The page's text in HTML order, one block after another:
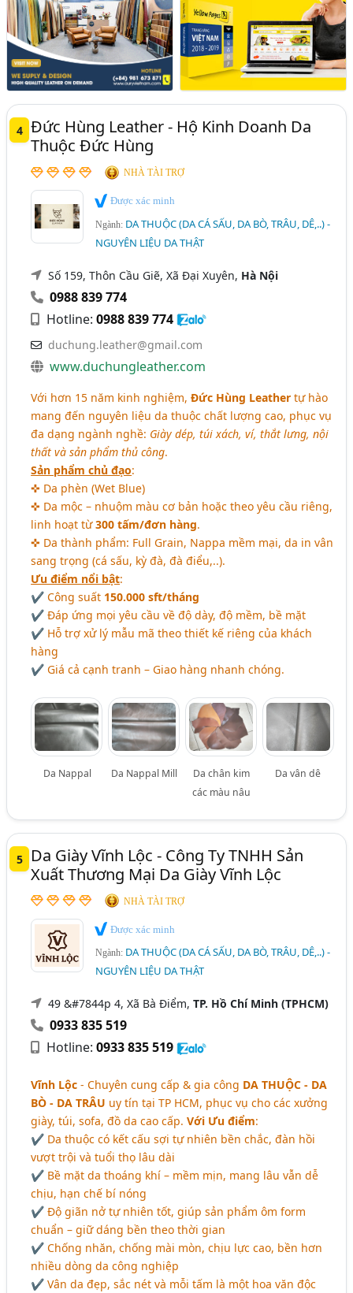
4 Đức Hùng Leather - Hộ Kinh Doanh Da
Thuộc Đức Hùng
NHÀ TÀI TRỢ
Được xác minh
Ngành: DA THUỘC (DA CÁ SẤU, DA BÒ, TRÂU, DÊ,..) -
NGUYÊN LIỆU DA THẬT
Số 159, Thôn Cầu Giẽ, Xã Đại Xuyên, Hà Nội
0988 839 774
Hotline:0988 839 774
duchung.leather@gmail.com
www.duchungleather.com
Với hơn 15 năm kinh nghiệm,Đức Hùng Leather tự hào
mang đến nguyên liệu da thuộc chất lượng cao, phục vụ
đa dạng ngành nghề: Giày dép, túi xách, ví, thắt lưng, nội
thất và sản phẩm thủ công.
Sản phẩm chủ đạo:
✜ Da phèn (Wet Blue)
✜ Da mộc – nhuộm màu cơ bản hoặc theo yêu cầu riêng,
linh hoạt từ300 tấm/đơn hàng.
✜ Da thành phẩm: Full Grain, Nappa mềm mại, da in vân
sang trọng (cá sấu, kỳ đà, đà điểu,..).
Ưu điểm nổi bật:
✔ Công suất 150.000 sft/tháng
✔ Đáp ứng mọi yêu cầu về độ dày, độ mềm, bề mặt
✔ Hỗ trợ xử lý mẫu mã theo thiết kế riêng của khách
hàng
✔ Giá cả cạnh tranh – Giao hàng nhanh chóng.
Da Nappal Da Nappal Mill
Da chân kim
các màu nâu
Da vân dê
5
Da Giày Vĩnh Lộc - Công Ty TNHH Sản
Xuất Thương Mại Da Giày Vĩnh Lộc
NHÀ TÀI TRỢ
Được xác minh
Ngành: DA THUỘC (DA CÁ SẤU, DA BÒ, TRÂU, DÊ,..) -
NGUYÊN LIỆU DA THẬT
49 &#7844p 4, Xã Bà Điểm,TP. Hồ Chí Minh (TPHCM)
0933 835 519
Hotline:0933 835 519
Vĩnh Lộc - Chuyên cung cấp & gia công DA THUỘC - DA
BÒ - DA TRÂU uy tín tại TP HCM, phục vụ cho các xưởng
giày, túi, sofa, đồ da cao cấp.Với Ưu điểm:
✔ Da thuộc có kết cấu sợi tự nhiên bền chắc, đàn hồi
vượt trội và tuổi thọ lâu dài
✔ Bề mặt da thoáng khí – mềm mịn, mang lâu vẫn dễ
chịu, hạn chế bí nóng
✔ Độ giãn nở tự nhiên tốt, giúp sản phẩm ôm form
chuẩn – giữ dáng bền theo thời gian
✔ Chống nhăn, chống mài mòn, chịu lực cao, bền hơn
nhiều dòng da công nghiệp
✔ Vân da đẹp, sắc nét và mỗi tấm là một hoa văn độc